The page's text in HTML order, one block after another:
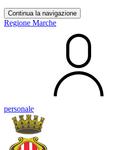
Continua la navigazione
Regione Marche
personale